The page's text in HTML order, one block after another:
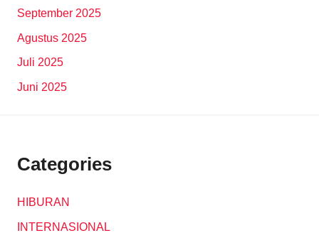
September 2025
Agustus 2025
Juli 2025
Juni 2025
Categories
HIBURAN
INTERNASIONAL